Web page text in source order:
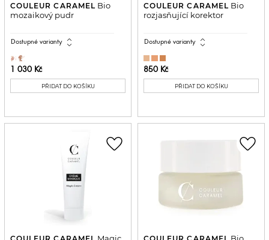
COULEUR CARAMEL Bio
mozaikový pudr
Dostupné varianty expand_all
1 030 Kč
PŘIDAT DO KOŠÍKU
COULEUR CARAMEL Bio
rozjasňující korektor
Dostupné varianty expand_all
850 Kč
PŘIDAT DO KOŠÍKU
Magic
favorite_border
Bio
favorite_border